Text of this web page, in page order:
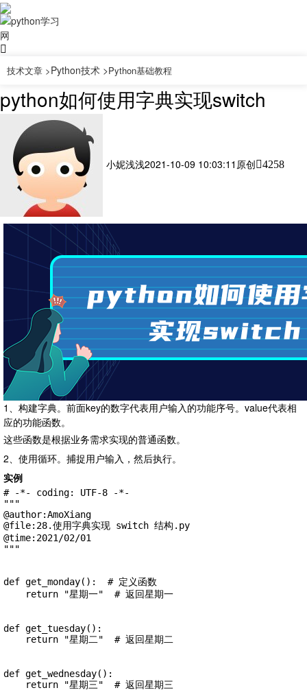
技术文章 >Python技术 >Python基础教程
python如何使用字典实现switch
小妮浅浅2021-10-09 10:03:11 原创 4258
1、构建字典。前面key的数字代表用户输入的功能序号。value代表相
应的功能函数。
这些函数是根据业务需求实现的普通函数。
2、使用循环。捕捉用户输入，然后执行。
实例
# -*- coding: UTF-8 -*-
"""
@author:AmoXiang
@file:28.使用字典实现 switch 结构.py
@time:2021/02/01
"""
def get_monday():  # 定义函数
def get_tuesday():
def get_wednesday():